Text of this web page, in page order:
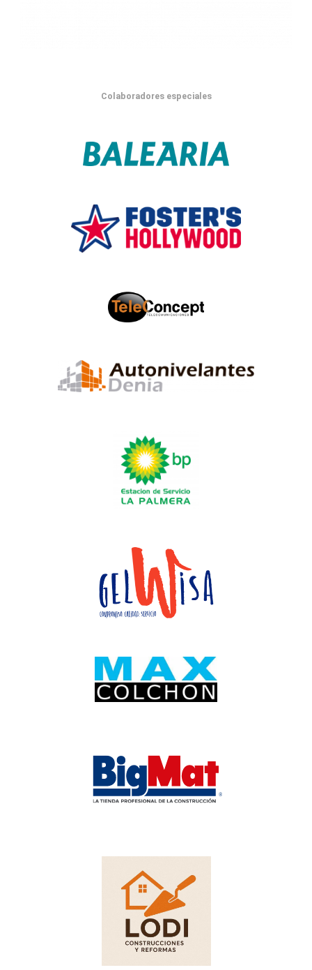
Colaboradores especiales